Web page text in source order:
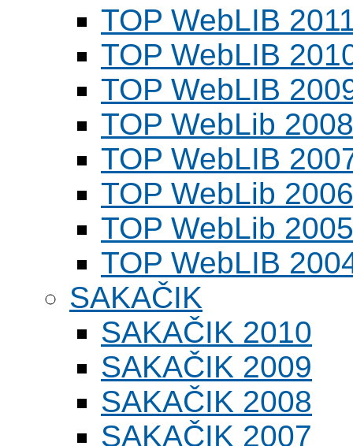
TOP WebLIB
TOP WebLIB
TOP WebLIB
TOP WebLib 2008
TOP WebLIB
TOP WebLib 2006
TOP WebLib 2005
TOP WebLIB
SAKAČIK
SAKAČIK 2010
SAKAČIK 2009
SAKAČIK 2008
SAKAČIK 2007